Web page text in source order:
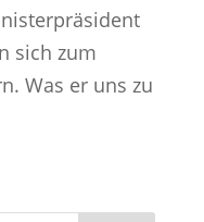
sich zum
Was er uns zu